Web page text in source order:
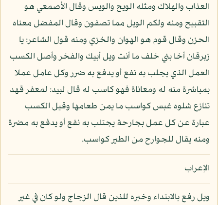
العذاب والهلاك ومثله الويح والويس وقال الأصمعي هو
التقبيح ومنه ولكم الويل مما تصفون وقال المفضل معناه
الحزن وقال قوم هو الهوان والخزي ومنه قول الشاعر: يا
زبرقان أخا بني خلف ما أنت ويل أبيك والفخر وأصل الكسب
العمل الذي يجلب به نفع أو يدفع به ضرر وكل عامل عملا
بمباشرة منه له ومعاناة فهو كاسب له قال لبيد: لمعفر قهد
تنازع شلوه غبس كواسب ما يمن طعامها وقيل الكسب
عبارة عن كل عمل بجارحة يجتلب به نفع أو يدفع به مضرة
ومنه يقال للجوارح من الطير كواسب.
الإعراب
ويل رفع بالابتداء وخبره للذين قال الزجاج ولو كان في غير